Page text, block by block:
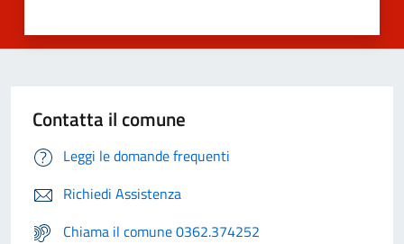
Contatta il comune
Leggi le domande frequenti
Richiedi Assistenza
Chiama il comune 0362.374252